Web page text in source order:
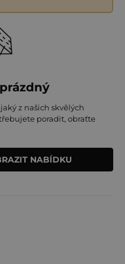
z našich skvělých
poradit, obraťte
NABÍDKU